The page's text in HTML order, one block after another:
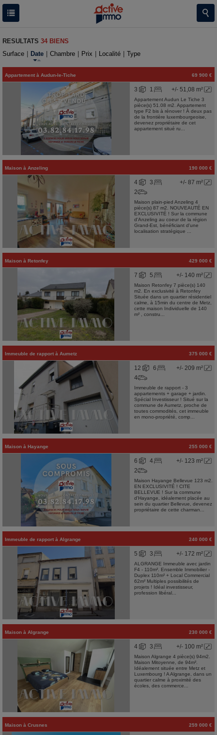
RESULTATS 34 BIENS
Surface
Date Chambre Prix Localité Type
Appartement à Audun-le-Tiche 69 900 €
+/- 51,08 m²
3 1
Appartement Audun Le Tiche 3
pièce(s) 51.08 m2. Appartement
type F2 bis à rénover ! À deux pas
de la frontière luxembourgeoise,
devenez propriétaire de cet
appartement situé ru...
Maison à Anzeling 190 000 €
+/- 87 m²
4
3
2
Maison plain-pied Anzeling 4
pièce(s) 87 m2. NOUVEAUTÉ EN
EXCLUSIVITÉ ! Sur la commune
d'Anzeling au coeur de la région
Grand-Est, bénéficiant d'une
localisation stratégique ...
Maison à Retonfey 429 000 €
+/- 140 m²
7 5
Maison Retonfey 7 pièce(s) 140
m2. En exclusivité à Retonfey
Située dans un quartier résidentiel
calme, à 15min du centre de Metz,
cette maison Individuelle de 140
m² , constru...
Immeuble de rapport à Aumetz 375 000 €
+/- 209 m²
12
6
4
Immeuble de rapport - 3
appartements + garage + jardin.
Spécial Investisseur ! Situé sur la
commune de Aumetz, proche de
toutes commodités, cet immeuble
en mono-propriété, comp...
Maison à Hayange 255 000 €
+/- 123 m²
6
4
2
Maison Hayange Bellevue 123 m2.
EN EXCLUSIVITÉ ! CITE
BELLEVUE ! Sur la commune
d'Hayange, idéalement placée au
sein du quartier Bellevue, devenez
propriétaire de cette charman...
Immeuble de rapport à Algrange 240 000 €
+/- 172 m²
5 3
ALGRANGE Immeuble avec jardin
F4 - 110m². Ensemble Immobilier -
Duplex 110m² + Local Commercial
62m² Multiples possibilités de
projets ! Idéal investisseur,
profession libéral...
Maison à Algrange 230 000 €
+/- 100 m²
4 3
Maison Algrange 4 pièce(s) 94m2.
Maison Mitoyenne, de 94m².
Idéalement située entre Metz et
Luxembourg ! A Algrange, dans un
quartier calme à proximité des
écoles, des commerce...
Maison à Crusnes 259 000 €